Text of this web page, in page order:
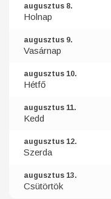
augusztus 8.
Holnap
augusztus 9.
Vasárnap
augusztus 10.
Hétfő
augusztus 11.
Kedd
augusztus 12.
Szerda
augusztus 13.
Csütörtök